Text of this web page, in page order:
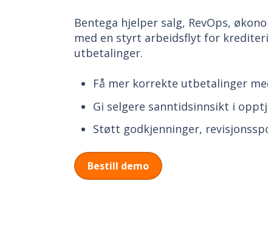
Bentega hjelper salg, RevOps,
med en styrt arbeidsflyt for
utbetalinger.
Få mer korrekte utbetalinger
Gi selgere sanntidsinnsikt i
Støtt godkjenninger,
Bestill demo